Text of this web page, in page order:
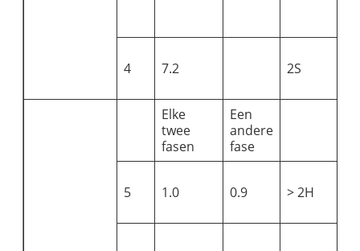
4 7.2 2S
Elke
twee
fasen
Een
andere
fase
5 1.0 0.9 > 2H